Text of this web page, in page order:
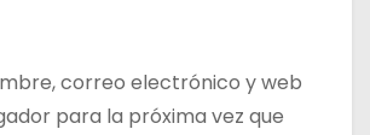
correo electrónico y web
para la próxima vez que